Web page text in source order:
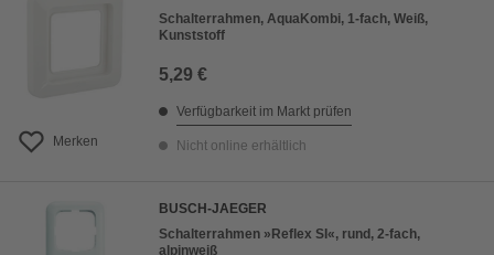
Merken
Schalterrahmen, AquaKombi, 1-fach, Weiß,
Kunststoff
5,29 €
Verfügbarkeit im Markt prüfen
Nicht online erhältlich
BUSCH-JAEGER
Schalterrahmen »Reflex SI«, rund, 2-fach,
alpinweiß